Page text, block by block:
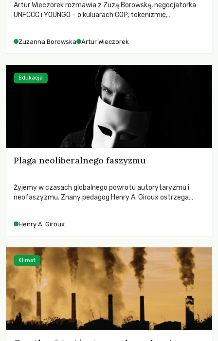
Artur Wieczorek rozmawia z Zuzą Borowską, negocjatorka
UNFCCC i YOUNGO – o kuluarach COP, tokenizmie,
Zuzanna Borowska Artur Wieczorek
Plaga neoliberalnego faszyzmu
Żyjemy w czasach globalnego powrotu autorytaryzmu i
neofaszyzmu. Znany pedagog Henry A. Giroux ostrzega
wychowają świadomych obywateli?
Henry A. Giroux
Edukacja
Klimat